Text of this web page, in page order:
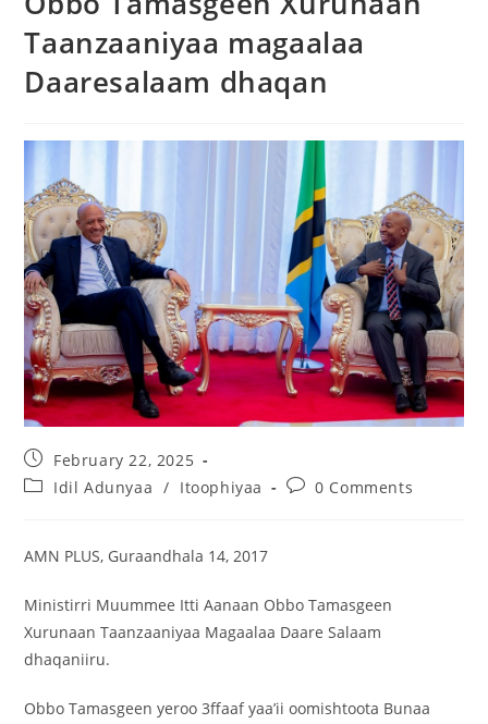
Taanzaaniyaa magaalaa
Daaresalaam dhaqan
February 22, 2025
Idil Adunyaa / Itoophiyaa 0 Comments
AMN PLUS, Guraandhala 14, 2017
Ministirri Muummee Itti Aanaan Obbo Tamasgeen
Xurunaan Taanzaaniyaa Magaalaa Daare Salaam
dhaqaniiru.
ObboTamasgeen yeroo 3ffaaf yaa’ii oomishtoota Bunaa